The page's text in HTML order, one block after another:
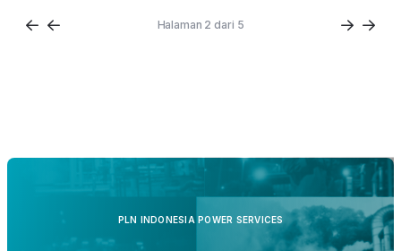
Halaman 2 dari 5
PLN INDONESIA POWER SERVICES